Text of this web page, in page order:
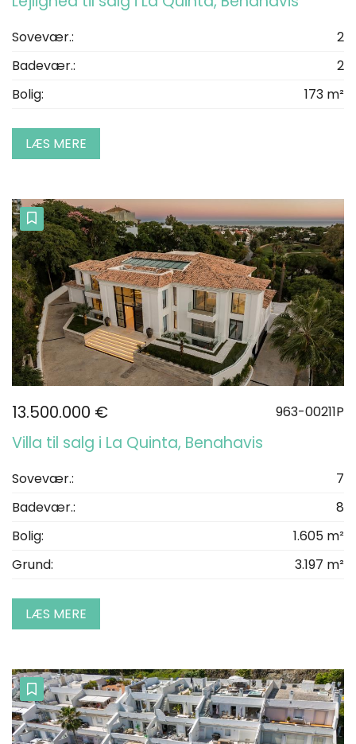
Sovevær.:
2
Badevær.:
2
Bolig:
173 m²
LÆS MERE
13.500.000 € 963-00211P
Villa til salg i La Quinta, Benahavis
Sovevær.:
7
Badevær.:
8
Bolig:
1.605 m²
Grund:
3.197 m²
LÆS MERE